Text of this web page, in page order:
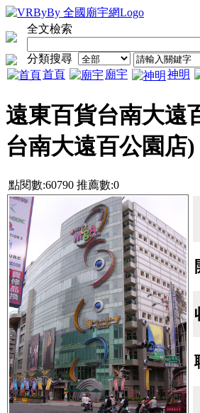
全文檢索
分類搜尋
首頁
廟宇 神明
遠東百貨台南大遠
台南大遠百公園店)
點閱數:60790 推薦數:0